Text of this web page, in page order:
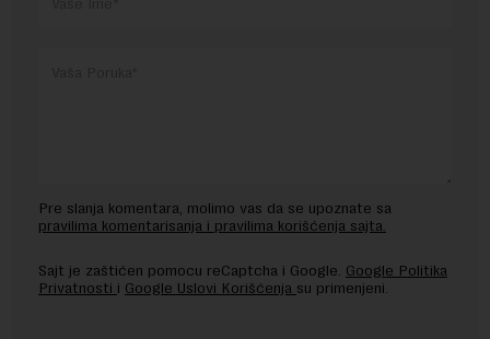
Pre slanja komentara, molimo vas da se upoznate sa
pravilima komentarisanja i pravilima korišćenja sajta.
Sajt je zaštićen pomocu reCaptcha i Google. Google Politika
Privatnosti i Google Uslovi Korišćenja su primenjeni.